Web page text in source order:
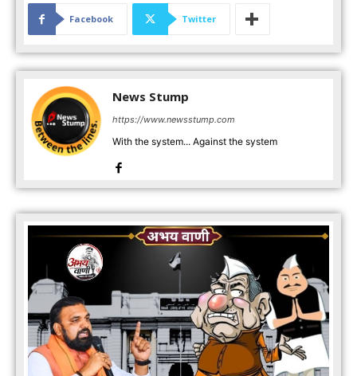
Facebook Twitter
News Stump
https://www.newsstump.com
With the system... Against the system